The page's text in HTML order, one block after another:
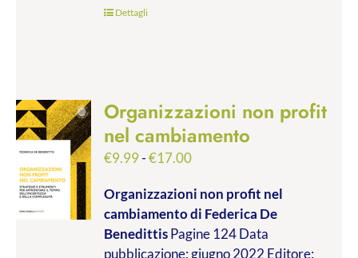
Dettagli
Organizzazioni non profit
nel cambiamento
€9.99-€17.00Fascia
prezzo:
da
€9.99
Organizzazioni non profit nel
cambiamentodi Federica De
BenedittisPagine 124 Data
pubblicazione: giugno 2022 Editore: